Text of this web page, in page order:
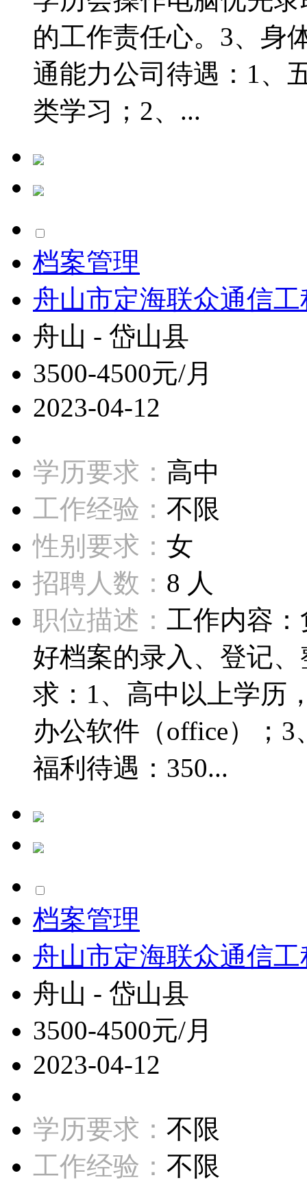
的工作责任心。3、身
通能力公司待遇：1、
类学习；2、...
档案管理
舟山市定海联众通信
舟山 - 岱山县
3500-4500元/月
2023-04-12
学历要求： 高中
工作经验： 不限
性别要求： 女
招聘人数： 8 人
职位描述： 工作内容
好档案的录入、登记
求：1、高中以上学历
办公软件（office）；
福利待遇：350...
档案管理
舟山市定海联众通信
舟山 - 岱山县
3500-4500元/月
2023-04-12
学历要求： 不限
工作经验： 不限